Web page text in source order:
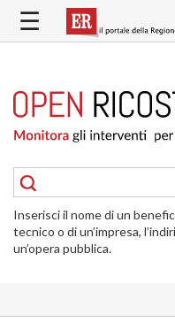
contenuto
RICOSTRUZIONE
PUBBLICA
DELLE
ABITAZIONI
RICOSTRUZIONE
ATTIVITÀ
INTERVENTI
☰
Inserisci il nome di un
tecnico o di un’impresa,
un’opera pubblica.